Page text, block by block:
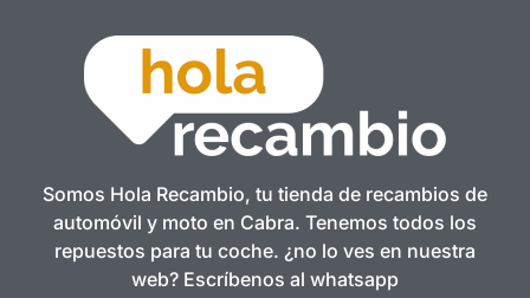
Somos Hola Recambio, tu tienda de recambios de
automóvil y moto en Cabra. Tenemos todos los
repuestos para tu coche. ¿no lo ves en nuestra
web? Escríbenos al whatsapp